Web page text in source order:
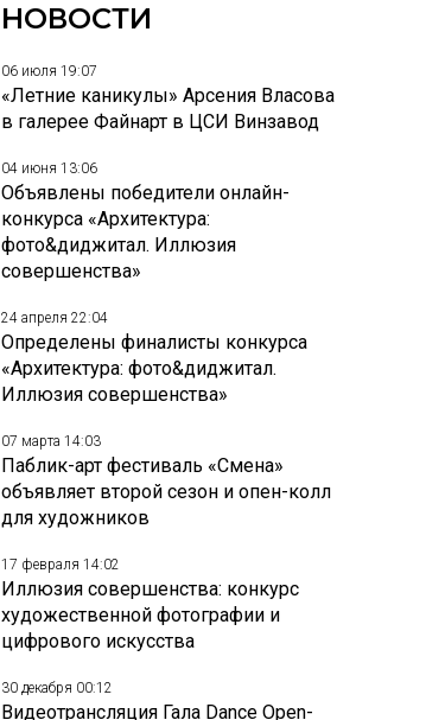
НОВОСТИ
06 июля 19:07
«Летние каникулы» Арсения Власова
в галерее Файнарт в ЦСИ Винзавод
04 июня 13:06
Объявлены победители онлайн-
конкурса «Архитектура:
фото&диджитал. Иллюзия
совершенства»
24 апреля 22:04
Определены финалисты конкурса
«Архитектура: фото&диджитал.
Иллюзия совершенства»
07 марта 14:03
Паблик-арт фестиваль «Смена»
объявляет второй сезон и опен-колл
для художников
17 февраля 14:02
Иллюзия совершенства: конкурс
художественной фотографии и
цифрового искусства
30 декабря 00:12
Видеотрансляция Гала Dance Open-